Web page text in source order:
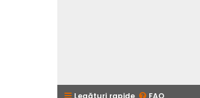
Legături rapide FAQ